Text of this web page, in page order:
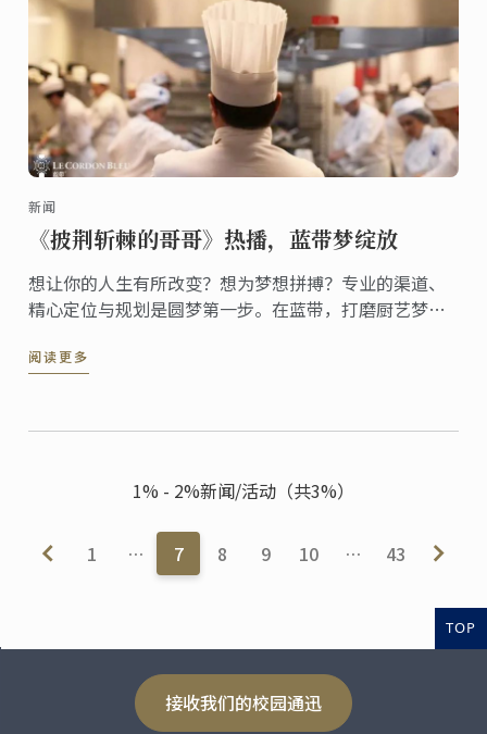
新闻
《披荆斩棘的哥哥》热播，蓝带梦绽放
想让你的人生有所改变？想为梦想拼搏？专业的渠道、
精心定位与规划是圆梦第一步。在蓝带，打磨厨艺梦想
十月料理证书课程，与蓝带一起披荆斩棘，进阶厨艺技
阅读更多
1% - 2%新闻/活动（共3%）
1 … 7 8 9 10 … 43
TOP
接收我们的校园通迅